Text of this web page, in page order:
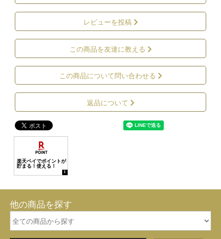
レビューを投稿
この商品を友達に教える
この商品について問い合わせる
返品について
他の商品を探す